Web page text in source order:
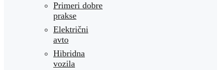
Primeri dobre
prakse
Električni
avto
Hibridna
vozila